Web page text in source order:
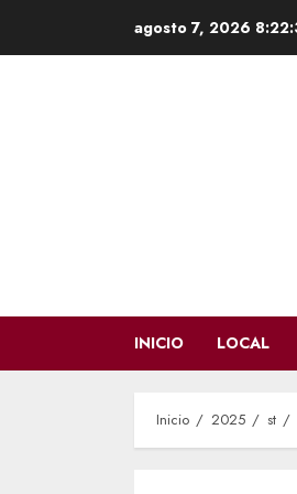
agosto 7, 2026
INICIO LOCAL
Inicio 2025 st